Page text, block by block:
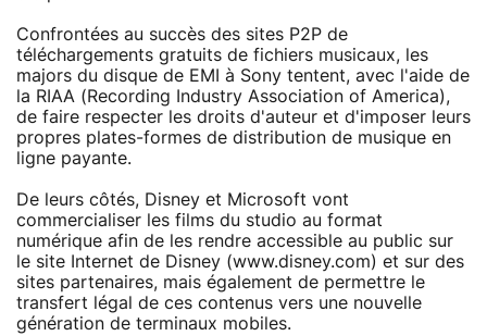
Confrontées au succès des sites P2P de
téléchargements gratuits de fichiers musicaux, les
majors du disque de EMI à Sony tentent, avec l'aide de
la RIAA (Recording Industry Association of America),
de faire respecter les droits d'auteur et d'imposer leurs
propres plates-formes de distribution de musique en
ligne payante.
De leurs côtés, Disney et Microsoft vont
commercialiser les films du studio au format
numérique afin de les rendre accessible au public sur
le site Internet de Disney (www.disney.com) et sur des
sites partenaires, mais également de permettre le
transfert légal de ces contenus vers une nouvelle
génération de terminaux mobiles.